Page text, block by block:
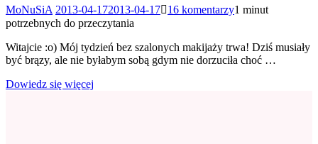
MoNuSiA 2013-04-172013-04-17 16 komentarzydo
numer
z
1 minut
potrzebnych do przeczytania
Witajcie :o) Mój tydzień bez szalonych makijaży trwa! Dziś musiały
być brązy, ale nie byłabym sobą gdym nie dorzuciła choć …
Dowiedz się więcej